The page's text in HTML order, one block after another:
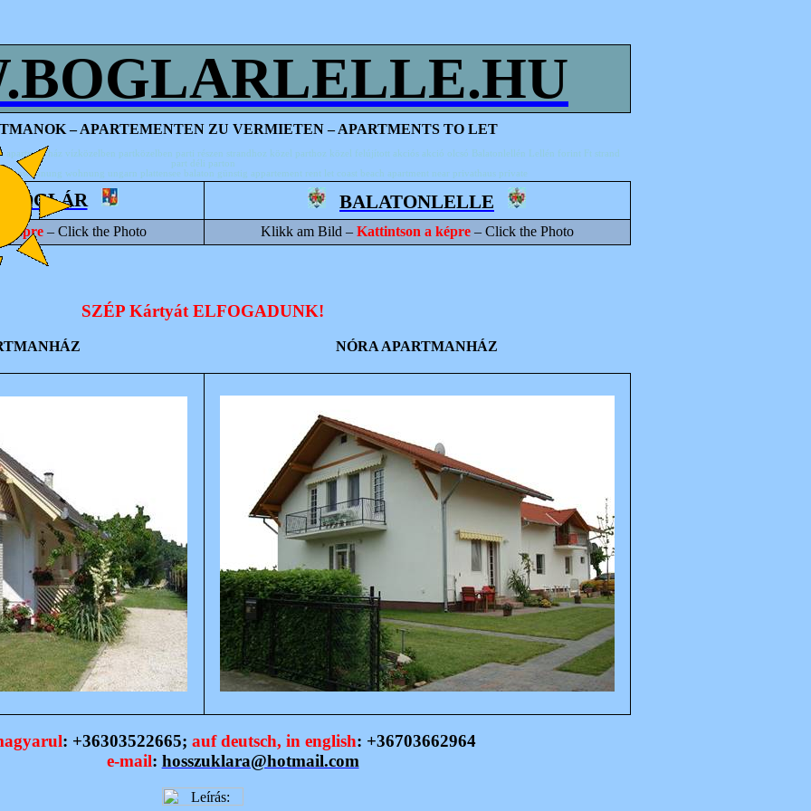
– APARTEMENTEN ZU VERMIETEN – APARTMENTS TO LET
apartman ház vízközelben partközelben parti részen strandhoz közel parthoz közel felújított akciós akció olcsó Balatonlellén Lellén forint Ft strand
part déli parton
wohnung ungarn plattensee balaton günstig appartement rent let coast beach apartment near privathaus private
BALATONLELLE
képre – Click the Photo Klikk am Bild – Kattintson a képre– Click the Photo
SZÉP Kártyát ELFOGADUNK!
NÓRA APARTMANHÁZ
: +36303522665; auf deutsch, in english: +36703662964
e-mail: hosszuklara@hotmail.com